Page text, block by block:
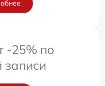
-25% по
записи